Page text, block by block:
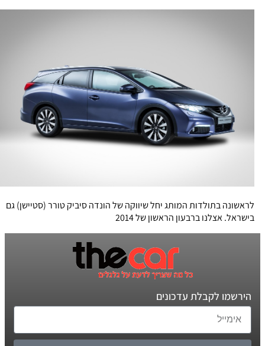
לראשונה בתולדות המותג יחל שיווקה של הונדה סיביק טורר (סטיישן) גם
בישראל. אצלנו ברבעון הראשון של 2014
הירשמו לקבלת עדכונים